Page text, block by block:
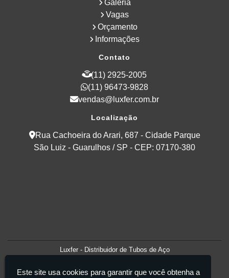
Galeria
Vagas
Orçamento
Informações
Contato
(11) 2925-2005
(11) 96473-9828
vendas@luxfer.com.br
Localização
Rua Cachoeira do Arari, 687 - Cidade Parque
São Luiz - Guarulhos / SP - CEP: 07170-380
Luxfer - Distribuidor de Tubos de Aço
Este site usa cookies para garantir que você obtenha a